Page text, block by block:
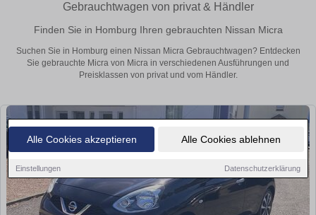
Alle Cookies akzeptieren Alle Cookies ablehnen
Einstellungen Datenschutzerklärung
Gebrauchtwagen von privat & Händler
Finden Sie in Homburg Ihren gebrauchten Nissan Micra
Suchen Sie in Homburg einen Nissan Micra Gebrauchtwagen? Entdecken
Sie gebrauchte Micra von Micra in verschiedenen Ausführungen und
Preisklassen von privat und vom Händler.